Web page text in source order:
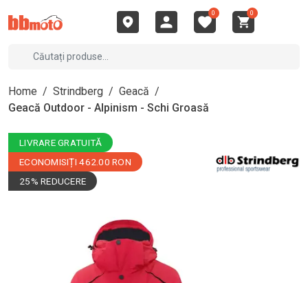
0 0
Home / Strindberg / Geacă /
Geacă Outdoor - Alpinism - Schi Groasă
LIVRARE GRATUITĂ
ECONOMISIȚI 462.00 RON
25% REDUCERE